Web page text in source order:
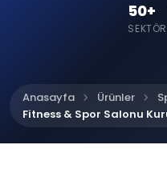
50+
SEKTÖR
Anasayfa chevron_right Ürünler chevron_right
Fitness & Spor Salonu